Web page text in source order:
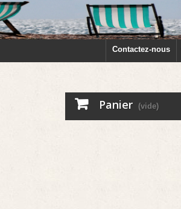
Contactez-nous
Panier (vide)